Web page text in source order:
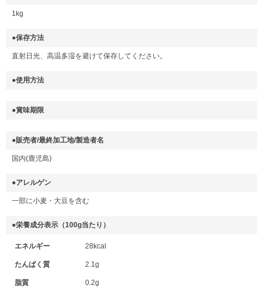
1kg
●保存方法
直射日光、高温多湿を避けて保存してください。
●使用方法
●賞味期限
●販売者/最終加工地/製造者名
国内(鹿児島)
●アレルゲン
一部に小麦・大豆を含む
●栄養成分表示（100g当たり）
エネルギー 28kcal
たんぱく質 2.1g
脂質 0.2g